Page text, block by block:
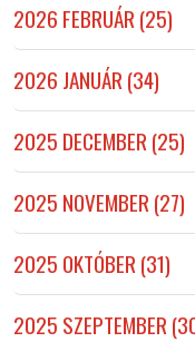
2026 FEBRUÁR (25)
2026 JANUÁR (34)
2025 DECEMBER (25)
2025 NOVEMBER (27)
2025 OKTÓBER (31)
2025 SZEPTEMBER